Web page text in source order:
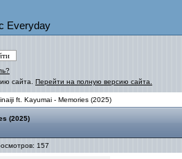
Everyday
сайта. Перейти на полную версию сайта.
ft. Kayumai - Memories (2025)
(2025)
157